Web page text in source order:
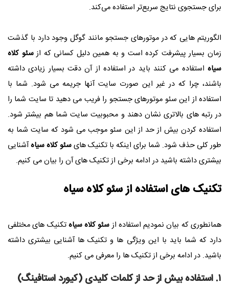
برای جستجوی نتایج سریع‌تر استفاده می‌کند.
الگوریتم هایی که در موتورهای جستجو مانند گوگل وجود دارد با گذشت
زمان بسیار پیشرفت کرده است و به همین دلیل کسانی که ازسئو کلاه
سیاه استفاده می کنند باید در استفاده از آن دقت بسیار زیادی داشته
باشند، چرا که در غیر این صورت سایت آنها جریمه می شود. شما با
استفاده از این سئو موتورهای جستجو را فریب می دهید تا سایت شما را
در رتبه های بالاتری نشان دهند و محبوبیت سایت شما هم بیشتر شود.
استفاده کردن بیش از حد از این سئو موجب می شود که سایت شما به
طور کلی حذف شود. شما برای اینکه با تکنیک هایسئو کلاه سیاهآشنایی
بیشتری داشته باشید در ادامه برخی از تکنیک های آن را بیان می کنیم.
تکنیک های استفاده از سئو کلاه سیاه
همانطوری که بیان نمودیم استفاده ازسئو کلاه سیاهتکنیک های مختلفی
دارد که شما باید با این ویژگی ها و تکنیک ها آشنایی بیشتری داشته
باشید. در ادامه برخی از تکنیک ها را معرفی می کنیم.
۱. استفاده بیش از حد از کلمات کلیدی (کیورد استافینگ)